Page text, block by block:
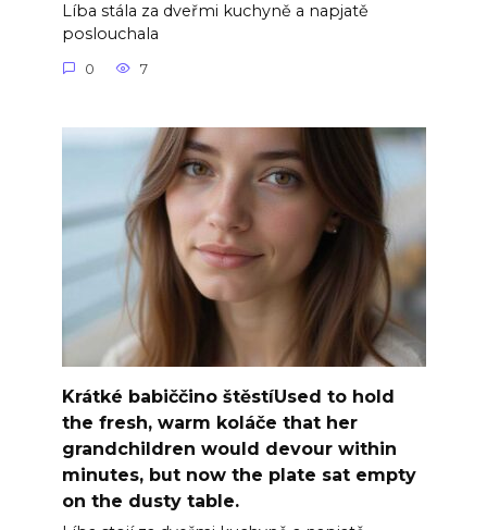
Líba stála za dveřmi kuchyně a napjatě
poslouchala
0 7
Krátké babiččino štěstíUsed to hold
the fresh, warm koláče that her
grandchildren would devour within
minutes, but now the plate sat empty
on the dusty table.